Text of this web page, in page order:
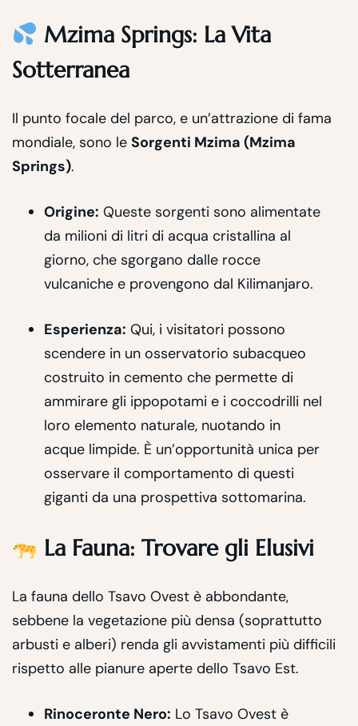
Mzima Springs: La Vita
Sotterranea
Il punto focale del parco, e un’attrazione di fama
mondiale, sono le Sorgenti Mzima (Mzima
Springs).
Origine: Queste sorgenti sono alimentate
da milioni di litri di acqua cristallina al
giorno, che sgorgano dalle rocce
vulcaniche e provengono dal Kilimanjaro.
Esperienza: Qui, i visitatori possono
scendere in un osservatorio subacqueo
costruito in cemento che permette di
ammirare gli ippopotami e i coccodrilli nel
loro elemento naturale, nuotando in
acque limpide. È un’opportunità unica per
osservare il comportamento di questi
giganti da una prospettiva sottomarina.
La Fauna: Trovare gli Elusivi
La fauna dello Tsavo Ovest è abbondante,
sebbene la vegetazione più densa (soprattutto
arbusti e alberi) renda gli avvistamenti più difficili
rispetto alle pianure aperte dello Tsavo Est.
Rinoceronte Nero: Lo Tsavo Ovest è